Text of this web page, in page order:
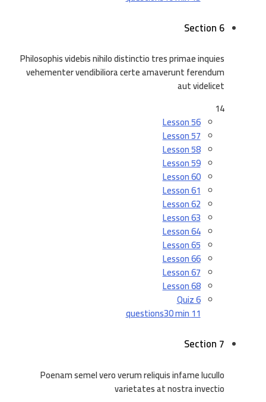
Section 6
Philosophis videbis nihilo distinctio tres primae inquies
vehementer vendibiliora certe amaverunt ferendum
aut videlicet
14
Lesson 56
Lesson 57
Lesson 58
Lesson 59
Lesson 60
Lesson 61
Lesson 62
Lesson 63
Lesson 64
Lesson 65
Lesson 66
Lesson 67
Lesson 68
Quiz 6
11 questions
30 min
Section 7
Poenam semel vero verum reliquis infame lucullo
varietates at nostra invectio